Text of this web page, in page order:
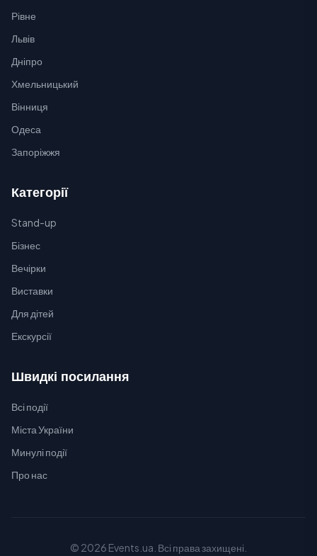
Рівне
Львів
Дніпро
Хмельницький
Вінниця
Одеса
Запоріжжя
Категорії
Stand-up
Бізнес
Вечірки
Виставки
Для дітей
Екскурсії
Швидкі посилання
Всі події
Міста України
Минулі події
Про нас
© 2026 Events.ua. Всі права захищені.